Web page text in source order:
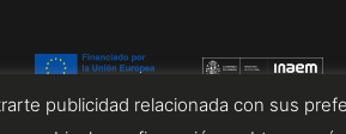
publicidad relacionada con sus